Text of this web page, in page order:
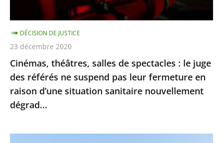
référés
ne
suspend
pas
leur
fermeture
en
d’une
Cinémas, théâtres, salles de spectacles : le juge
des référés ne suspend pas leur fermeture en
raison d’une situation sanitaire nouvellement
dégrad...
DÉCISION DE JUSTICE
23 décembre 2020